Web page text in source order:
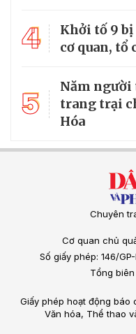
4
Khởi tố 9
cơ quan, tổ
5
Năm người
trang trại
Hóa
Chuyên
Cơ quan chủ
Số giấy phép: 146/
Tổng biên
Giấy phép hoạt động báo
Văn hóa, Thể thao